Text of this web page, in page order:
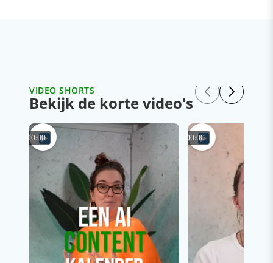
VIDEO SHORTS
Bekijk de korte video's
00:00 00:00